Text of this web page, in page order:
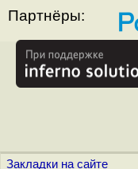
Партнёры:
Закладки на сайте